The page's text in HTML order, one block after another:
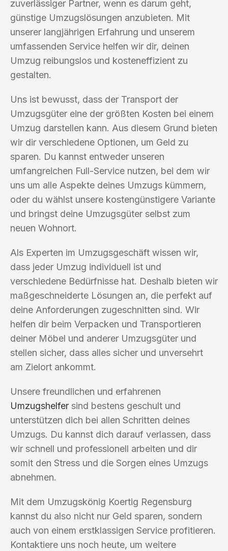
zuverlässiger Partner, wenn es darum geht,
günstige Umzugslösungen anzubieten. Mit
unserer langjährigen Erfahrung und unserem
umfassenden Service helfen wir dir, deinen
Umzug reibungslos und kosteneffizient zu
gestalten.
Uns ist bewusst, dass der Transport der
Umzugsgüter eine der größten Kosten bei einem
Umzug darstellen kann. Aus diesem Grund bieten
wir dir verschiedene Optionen, um Geld zu
sparen. Du kannst entweder unseren
umfangreichen Full-Service nutzen, bei dem wir
uns um alle Aspekte deines Umzugs kümmern,
oder du wählst unsere kostengünstigere Variante
und bringst deine Umzugsgüter selbst zum
neuen Wohnort.
Als Experten im Umzugsgeschäft wissen wir,
dass jeder Umzug individuell ist und
verschiedene Bedürfnisse hat. Deshalb bieten wir
maßgeschneiderte Lösungen an, die perfekt auf
deine Anforderungen zugeschnitten sind. Wir
helfen dir beim Verpacken und Transportieren
deiner Möbel und anderer Umzugsgüter und
stellen sicher, dass alles sicher und unversehrt
am Zielort ankommt.
Unsere freundlichen und erfahrenen
Umzugshelfer sind bestens geschult und
unterstützen dich bei allen Schritten deines
Umzugs. Du kannst dich darauf verlassen, dass
wir schnell und professionell arbeiten und dir
somit den Stress und die Sorgen eines Umzugs
abnehmen.
Mit dem Umzugskönig Koertig Regensburg
kannst du also nicht nur Geld sparen, sondern
auch von einem erstklassigen Service profitieren.
Kontaktiere uns noch heute, um weitere